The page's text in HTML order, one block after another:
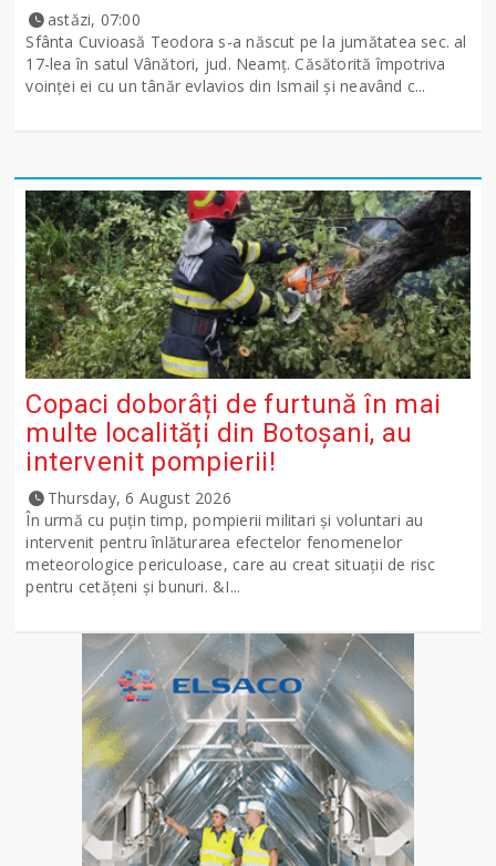
astăzi, 07:00
Sfânta Cuvioasă Teodora s-a născut pe la jumătatea sec. al
17-lea în satul Vânători, jud. Neamţ. Căsătorită împotriva
voinţei ei cu un tânăr evlavios din Ismail şi neavând c...
Copaci doborâți de furtună în mai
multe localități din Botoșani, au
intervenit pompierii!
Thursday, 6 August 2026
În urmă cu puțin timp, pompierii militari și voluntari au
intervenit pentru înlăturarea efectelor fenomenelor
meteorologice periculoase, care au creat situații de risc
pentru cetățeni și bunuri. &I...